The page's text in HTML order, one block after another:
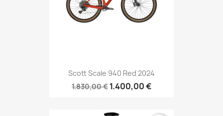
Scott Scale 940 Red 2024
1.830,00 € 1.400,00 €